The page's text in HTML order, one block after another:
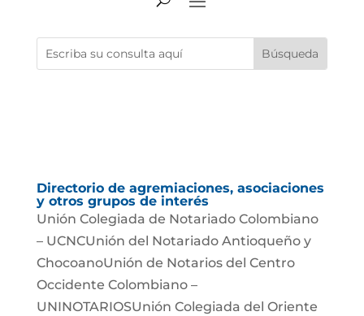
Directorio de agremiaciones, asociaciones
y otros grupos de interés
Unión Colegiada de Notariado Colombiano
– UCNCUnión del Notariado Antioqueño y
ChocoanoUnión de Notarios del Centro
Occidente Colombiano –
UNINOTARIOSUnión Colegiada del Oriente